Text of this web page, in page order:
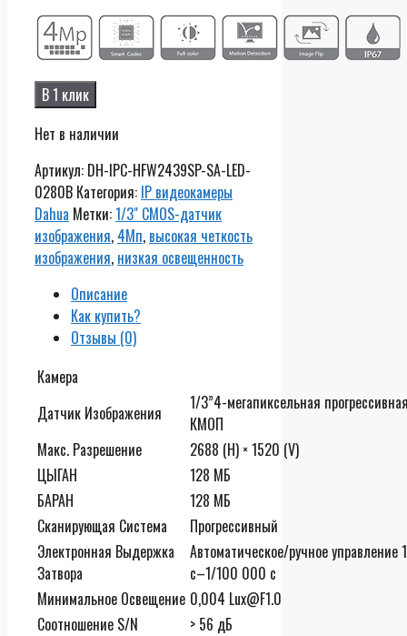
В 1 клик
Нет в наличии
Артикул: DH-IPC-HFW2439SP-SA-LED-
0280B Категория: IP видеокамеры
Dahua Метки:1/3" CMOS-датчик
изображения, 4Мп, высокая четкость
изображения, низкая освещенность
Описание
Как купить?
Отзывы (0)
Камера
Датчик Изображения
1/3”4-мегапиксельная
КМОП
Макс. Разрешение
2688 (H) × 1520 (V)
ЦЫГАН
128 МБ
БАРАН
128 МБ
Сканирующая Система
Прогрессивный
Электронная Выдержка
Затвора
Автоматическое/ручное управление
с–1/100 000 с
Минимальное Освещение 0,004 Lux@F1.0
Соотношение S/N
> 56 дБ